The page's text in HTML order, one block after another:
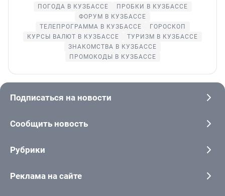
ПОГОДА В КУЗБАССЕ
ПРОБКИ В КУЗБАССЕ
ФОРУМ В КУЗБАССЕ
ТЕЛЕПРОГРАММА В КУЗБАССЕ
ГОРОСКОП
КУРСЫ ВАЛЮТ В КУЗБАССЕ
ТУРИЗМ В КУЗБАССЕ
ЗНАКОМСТВА В КУЗБАССЕ
ПРОМОКОДЫ В КУЗБАССЕ
Подписаться на новости
Сообщить новость
Рубрики
Реклама на сайте